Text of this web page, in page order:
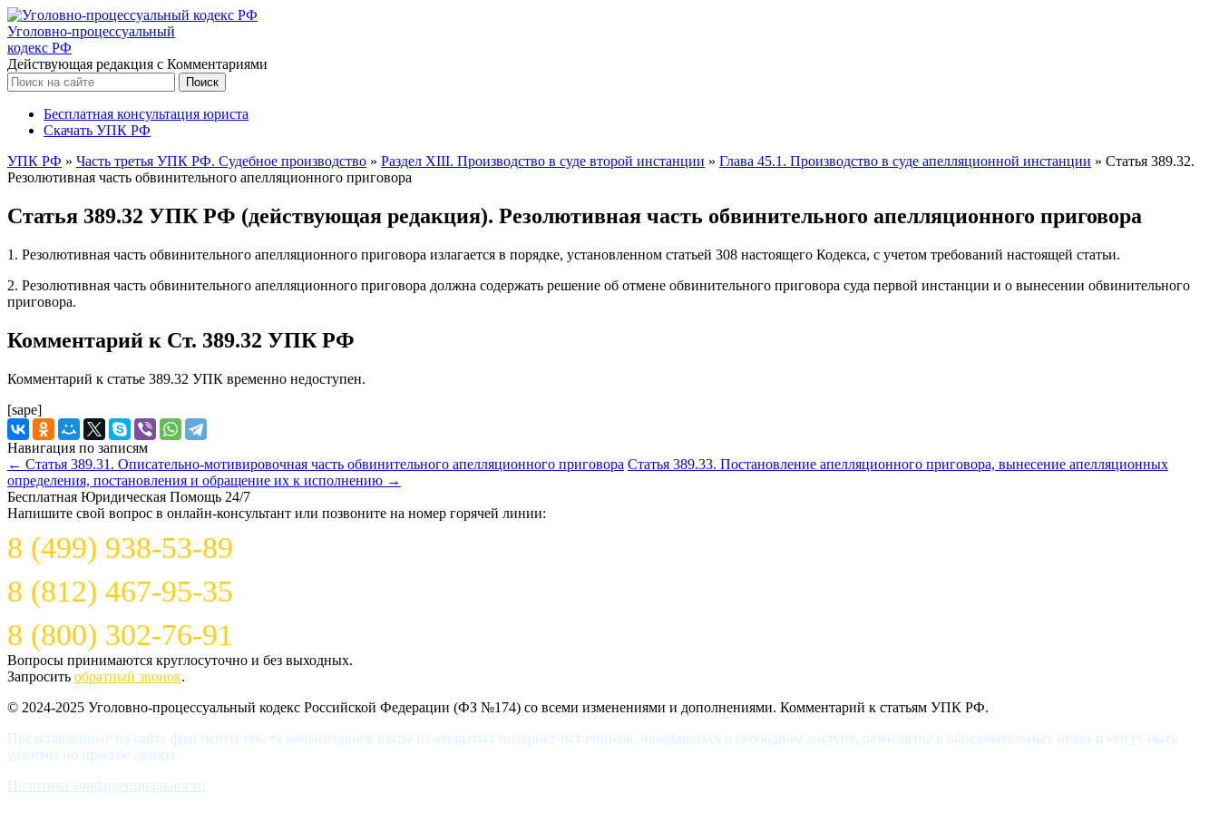
Уголовно-процессуальный
кодекс РФ
Действующая редакция с Комментариями
Бесплатная консультация юриста
Скачать УПК РФ
УПК РФ » Часть третья УПК РФ. Судебное производство » Раздел XIII. Производство в суде второй инстанции » Глава 45.1. Производство в суде апелляционной инстанции » Статья 389.32.
Резолютивная часть обвинительного апелляционного приговора
Статья 389.32 УПК РФ (действующая редакция). Резолютивная часть обвинительного апелляционного приговора
1. Резолютивная часть обвинительного апелляционного приговора излагается в порядке, установленном статьей 308 настоящего Кодекса, с учетом требований настоящей статьи.
2. Резолютивная часть обвинительного апелляционного приговора должна содержать решение об отмене обвинительного приговора суда первой инстанции и о вынесении обвинительного
приговора.
Комментарий к Ст. 389.32 УПК РФ
Комментарий к статье 389.32 УПК временно недоступен.
[sape]
Навигация по записям
← Статья 389.31. Описательно-мотивировочная часть обвинительного апелляционного приговора Статья 389.33. Постановление апелляционного приговора, вынесение апелляционных
определения, постановления и обращение их к исполнению →
Бесплатная Юридическая Помощь 24/7
Напишите свой вопрос в онлайн-консультант или позвоните на номер горячей линии:
8 (499) 938-53-89
8 (812) 467-95-35
8 (800) 302-76-91
Вопросы принимаются круглосуточно и без выходных.
Запросить обратный звонок.
© 2024-2025 Уголовно-процессуальный кодекс Российской Федерации (ФЗ №174) со всеми изменениями и дополнениями. Комментарий к статьям УПК РФ.
Представленные на сайте фрагменты текста комментариев взяты из открытых интернет-источников, находящихся в свободном доступе, размещены в образовательных целях и могут быть
удалены по просьбе автора.
Политика конфиденциальности